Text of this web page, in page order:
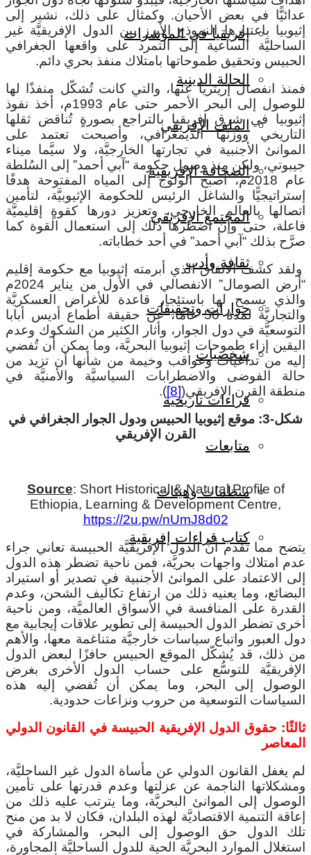
إفريقيا في المؤشرات
الحالة الدينية
الملف الإفريقي
الصحافة الإفريقية
المجتمع الإفريقي
ثقافة وأدب
حوارات وتحقيقات
شخصيات
قراءات تاريخية
متابعات
منظمات وهيئات
كتاب قراءات إفريقية
عدائيًّا في بعض الأحيان. وكمثال على ذلك، نشير إلى
إثيوبيا باعتبارها النموذج الأبرز بين الدول الإفريقيَّة غير
الساحليَّة الساعية إلى التمرد على واقعها الجغرافي
الحبيس وتحقيق طموحاتها بامتلاك منفذ بحري دائم.
فمنذ انفصال إريتريا عنها، والتي كانت تُشكّل منفذًا لها
للوصول إلى البحر الأحمر حتى عام 1993م، أخذ نفوذ
إثيوبيا في شرق إفريقيا بالتراجع بصورةٍ تُناقض ثقلها
التاريخي ووزنها الديمغرافي، وأصبحت تعتمد على
الموانئ الأجنبية في تجارتها الخارجيَّة، ولا سيَّما ميناء
جيبوتي، ولكن منذ وصول حكومة “آبي أحمد” إلى السُلطة
عام 2018م، أصبح الولوج إلى المياه المفتوحة هدفًا
إستراتيجيًّا والشاغل الرئيس للحكومة الإثيوبيَّة، لتأمين
اتصالها بالعالم الخارجي، وتعزيز دورها كقوةٍ إقليميَّة
فاعلة، حتى وإن اضطرها ذلك إلى استعمال القوة كما
صرَّح بذلك “آبي أحمد” في أحد خطاباته.
ولقد كشف الاتفاق الذي أبرمته إثيوبيا مع حكومة إقليم
“أرض الصومال” الانفصالي في الأول من يناير 2024م
والذي يسمح لها باستئجار قاعدة للأغراض العسكريَّة
والتجاريَّة لمدة 50 عامًا، عن حقيقة أطماع أديس أبابا
التوسعيَّة في دول الجوار، وأثار الكثير من الشكوك وعدم
اليقين إزاء طموحات إثيوبيا البحريَّة، وما يمكن أن تُفضي
إليه من تداعيات وعواقب وخيمة من شأنها أن تزيد من
حالة الفوضى والاضطرابات السياسيَّة والأمنيَّة في
منطقة القرن الإفريقي([8]
).
شكل-3: موقع إثيوبيا الحبيس ودول الجوار الجغرافي في
القرن الإفريقي
Source : Short Historical & Natural Profile of
Ethiopia, Learning & Development Centre,
https://2u.pw/nUmJ8d02
يتضح مما تقدم أنَّ الدول الإفريقيَّة الحبيسة تعاني جراء
عدم امتلاك واجهات بحريَّة، فمن ناحية تضطر هذه الدول
إلى الاعتماد على الموانئ الأجنبية في تصدير أو استيراد
البضائع، وما يعنيه ذلك من ارتفاع تكاليف الشحن، وعدم
القدرة على المنافسة في الأسواق العالميَّة، ومن ناحية
أخرى تضطر الدول الحبيسة إلى تطوير علاقات إيجابية مع
دول العبور واتباع سياسات خارجيَّة متناغمة معها، والأهم
من ذلك، قد يُشكّل الموقع الحبيس حافزًا لبعض الدول
الإفريقيَّة للتوسُّع على حساب الدول الأخرى بغرض
الوصول إلى البحر، وما يمكن أن تُفضي إليه هذه
السياسات التوسعية من حروب ونزاعات حدودية.
ثالثًا: حقوق الدول الإفريقية الحبيسة في القانون الدولي
المعاصر
لم يغفل القانون الدولي عن مأساة الدول غير الساحليَّة،
ومشكلاتها الناجمة عن عزلتها وعدم قدرتها على تأمين
الوصول إلى الموانئ البحريَّة، وما يترتب عليه ذلك من
إعاقة التنمية الاقتصاديَّة لهذه البلدان، فكان لا بد من منح
تلك الدول حق الوصول إلى البحر، والمشاركة في
استغلال الموارد البحريَّة الحية للدول الساحليَّة المجاورة،